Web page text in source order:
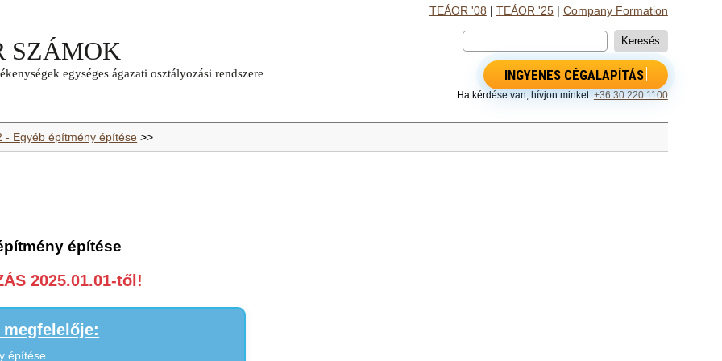
TEÁOR '08 TEÁOR '25| Company Formation
INGYENES CÉGALAPÍTÁS
Ha kérdése van, hívjon minket: +36 30 220 1100
- Egyéb építmény építése >>
építése
2025.01.01-től!
megfelelője:
építése